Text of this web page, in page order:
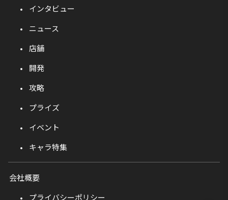
インタビュー
ニュース
店舗
開発
攻略
プライズ
イベント
キャラ特集
会社概要
プライバシーポリシー